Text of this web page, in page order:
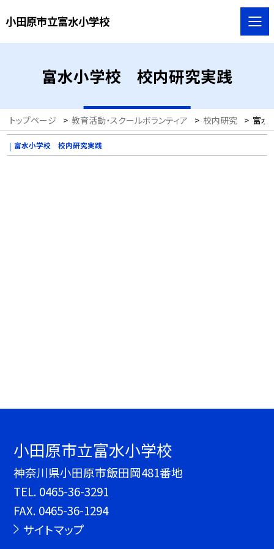
小田原市立富水小学校
富水小学校 校内研究実践
トップページ > 教育活動・スクールボランティア > 校内研究 > 富水
富水小学校 校内研究実践
小田原市立富水小学校
神奈川県小田原市飯田岡481番地
TEL. 0465-36-3291
FAX. 0465-36-1294
サイトマップ